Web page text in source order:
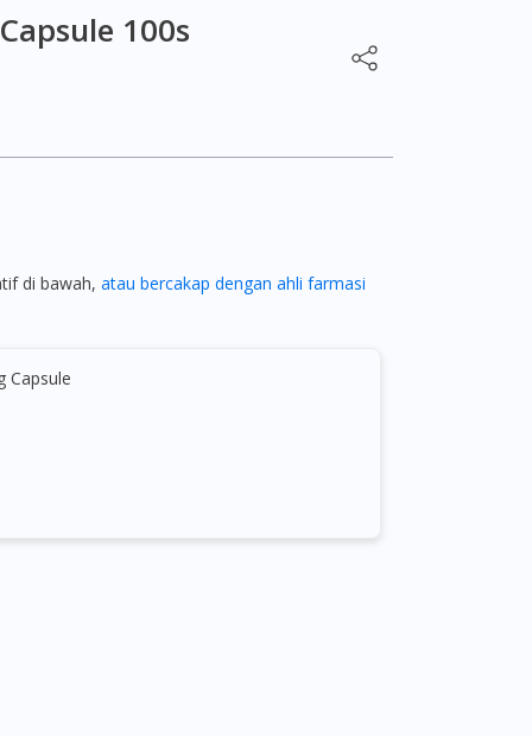
100s
di bawah,atau bercakap dengan ahli farmasi
Capsule